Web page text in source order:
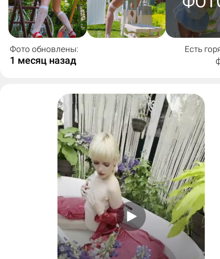
Фото обновлены:
1 месяц назад
Есть